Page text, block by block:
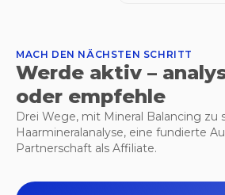
MACH DEN NÄCHSTEN SCHRITT
Werde aktiv –
oder empfehle
Drei Wege, mit Mineral Balancing zu
Haarmineralanalyse, eine fundierte
Partnerschaft als Affiliate.